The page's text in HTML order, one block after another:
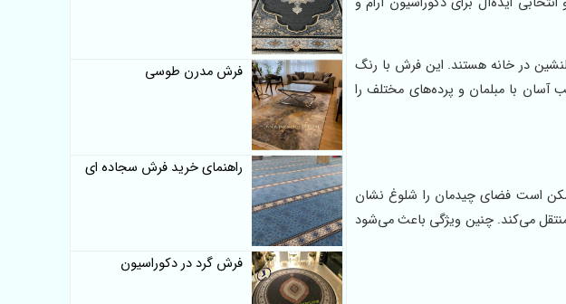
دلنشین در خانه هستند. این فرش با رنگ
با مبلمان و پرده‌های مختلف را
ممکن است فضای چیدمان را شلوغ نشان
می‌کند. چنین ویژگی باعث می‌شود
فرش مدرن طوسی
راهنمای خرید فرش سجاده ای
فرش گرد در دکوراسیون